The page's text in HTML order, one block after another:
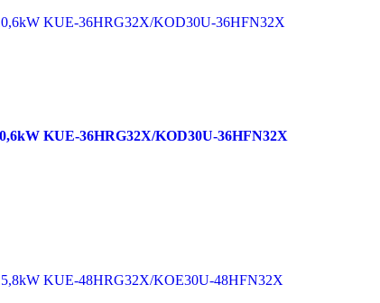
KUE-36HRG32X/KOD30U-36HFN32X